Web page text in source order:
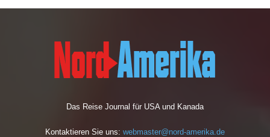
Das Reise Journal für USA und Kanada
Kontaktieren Sie uns: webmaster@nord-amerika.de